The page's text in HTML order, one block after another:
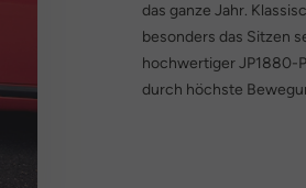
das ganze Jahr.
besonders das Sitzen
hochwertiger JP1880-
durch höchste